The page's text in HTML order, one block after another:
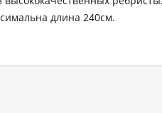
длина 240см.